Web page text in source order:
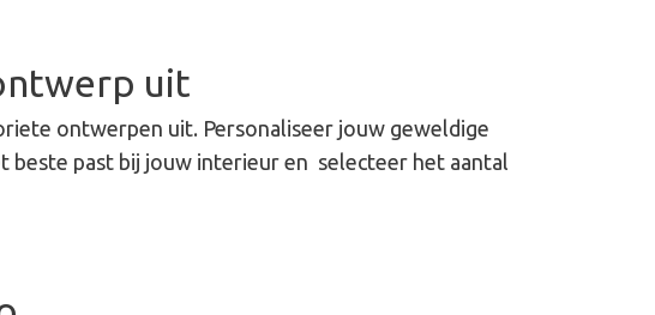
uit
ontwerpen uit. Personaliseer jouw geweldige
beste past bij jouw interieur en selecteer het aantal